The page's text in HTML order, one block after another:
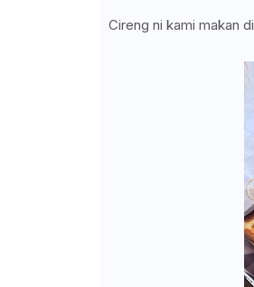
Cireng ni kami makan di